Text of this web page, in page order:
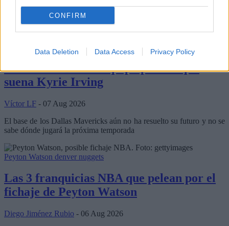
CONFIRM
Data Deletion Data Access Privacy Policy
Los Milwaukee Bucks están en plena reconstrucción tras el traspaso
de Giannis Antetokounmpo y el ala-pívot podría ser el siguiente
Minnesota Timberwolves
Rumores NBA: El equipo para el que
suena Kyrie Irving
Víctor LF - 07 Aug 2026
El base de los Dallas Mavericks aún no ha resuelto su futuro y no se
sabe dónde jugará la próxima temporada
Peyton Watson denver nuggets
Las 3 franquicias NBA que pelean por el
fichaje de Peyton Watson
Diego Jiménez Rubio - 06 Aug 2026